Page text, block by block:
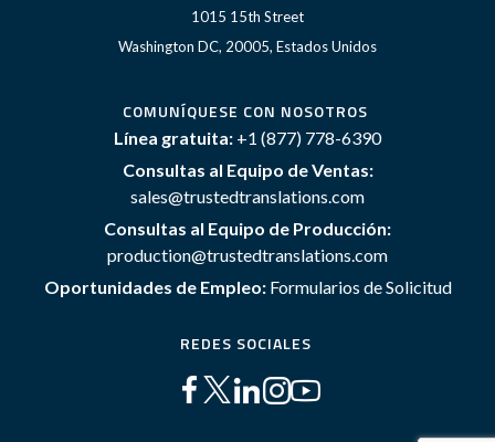
1015 15th Street
Washington DC, 20005, Estados Unidos
COMUNÍQUESE CON NOSOTROS
Línea gratuita: +1 (877) 778-6390
Consultas al Equipo de Ventas:
sales@trustedtranslations.com
Consultas al Equipo de Producción:
production@trustedtranslations.com
Oportunidades de Empleo: Formularios de Solicitud
REDES SOCIALES